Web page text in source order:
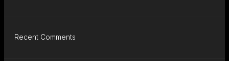
Recent Comments